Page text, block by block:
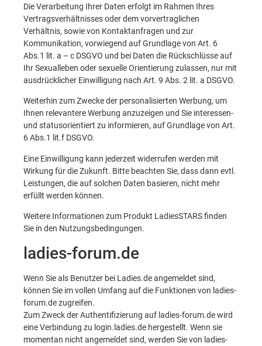
Die Verarbeitung Ihrer Daten erfolgt im Rahmen Ihres
Vertragsverhältnisses oder dem vorvertraglichen
Verhältnis, sowie von Kontaktanfragen und zur
Kommunikation, vorwiegend auf Grundlage von Art. 6
Abs.1 lit. a – c DSGVO und bei Daten die Rückschlüsse auf
Ihr Sexualleben oder sexuelle Orientierung zulassen, nur mit
ausdrücklicher Einwilligung nach Art. 9 Abs. 2 lit. a DSGVO.
Weiterhin zum Zwecke der personalisierten Werbung, um
Ihnen relevantere Werbung anzuzeigen und Sie interessen-
und statusorientiert zu informieren, auf Grundlage von Art.
6 Abs.1 lit.f DSGVO.
Eine Einwilligung kann jederzeit widerrufen werden mit
Wirkung für die Zukunft. Bitte beachten Sie, dass dann evtl.
Leistungen, die auf solchen Daten basieren, nicht mehr
erfüllt werden können.
Weitere Informationen zum Produkt LadiesSTARSfinden
Sie in den Nutzungsbedingungen.
ladies-forum.de
Wenn Sie als Benutzer bei Ladies.de angemeldet sind,
können Sie im vollen Umfang auf die Funktionen von ladies-
forum.de zugreifen.
Zum Zweck der Authentifizierung auf ladies-forum.de wird
eine Verbindung zu login.ladies.de hergestellt. Wenn sie
momentan nicht angemeldet sind, werden Sie von ladies-